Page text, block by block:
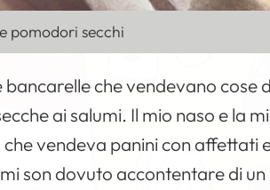
pomodori secchi
che vendevano cose
ai salumi. Il mio naso e la
vendeva panini con affettati
son dovuto accontentare di un